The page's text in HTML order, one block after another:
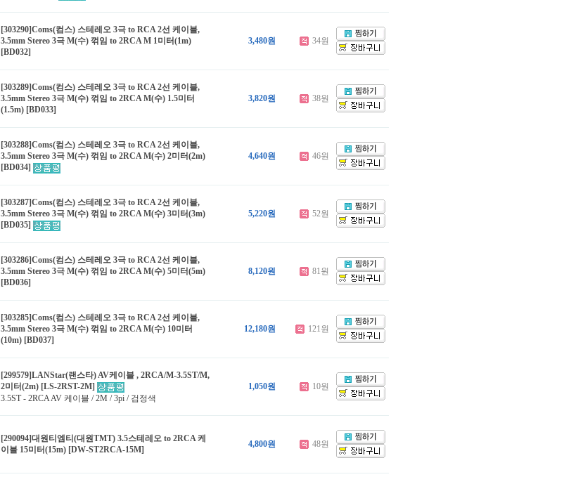
[303290]Coms(컴스) 스테레오 3극 to RCA 2선 케이블,
3.5mm Stereo 3극 M(수) 꺾임 to 2RCA M 1미터(1m)
[BD032]
3,480원 34원
[303289]Coms(컴스) 스테레오 3극 to RCA 2선 케이블,
3.5mm Stereo 3극 M(수) 꺾임 to 2RCA M(수) 1.5미터
(1.5m) [BD033]
3,820원 38원
[303288]Coms(컴스) 스테레오 3극 to RCA 2선 케이블,
3.5mm Stereo 3극 M(수) 꺾임 to 2RCA M(수) 2미터(2m)
[BD034]
4,640원 46원
[303287]Coms(컴스) 스테레오 3극 to RCA 2선 케이블,
3.5mm Stereo 3극 M(수) 꺾임 to 2RCA M(수) 3미터(3m)
[BD035]
5,220원 52원
[303286]Coms(컴스) 스테레오 3극 to RCA 2선 케이블,
3.5mm Stereo 3극 M(수) 꺾임 to 2RCA M(수) 5미터(5m)
[BD036]
8,120원 81원
[303285]Coms(컴스) 스테레오 3극 to RCA 2선 케이블,
3.5mm Stereo 3극 M(수) 꺾임 to 2RCA M(수) 10미터
(10m) [BD037]
12,180원 121원
[299579]LANStar(랜스타) AV케이블 , 2RCA/M-3.5ST/M,
2미터(2m) [LS-2RST-2M]
3.5ST - 2RCA AV 케이블 / 2M / 3pi / 검정색
1,050원 10원
[290094]대원티엠티(대원TMT) 3.5스테레오 to 2RCA 케
이블 15미터(15m) [DW-ST2RCA-15M]
4,800원 48원